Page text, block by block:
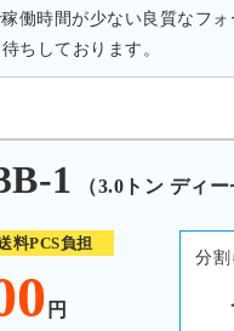
働時間が少ない良質なフ
ちしております。
1 （3.0トン ディー
料PCS負担
円
分割